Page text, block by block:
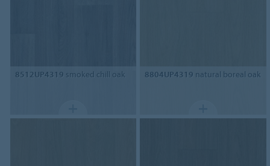
8512UP4319 smoked chill oak 8804UP4319 natural boreal oak